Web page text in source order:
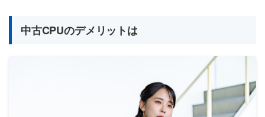
中古CPUのデメリットは